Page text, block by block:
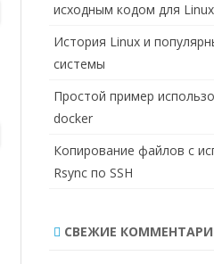
исходным кодом для Linux
История Linux и
системы
Простой пример
docker
Копирование файлов с
Rsync по SSH
СВЕЖИЕ